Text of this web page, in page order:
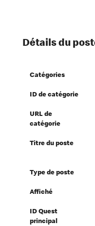
Détails du
Catégories
ID de catégorie
URL de
catégorie
Titre du poste
Type de poste
Affiché
ID Quest
principal